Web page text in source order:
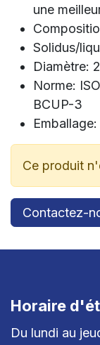
une
Solidus/
Diamètre:
Norme:
BCUP-3
Ce produit
Contactez-
Horaire
Du lundi au